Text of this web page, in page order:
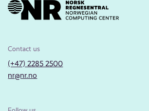
Contact us
(+47) 2285 2500
nr@nr.no